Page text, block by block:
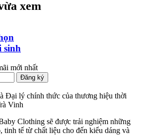
xem
sinh
mới nhất
Đăng ký
Đại lý chính thức của thương hiệu thời
Vinh
Clothing sẽ được trải nghiệm những
tinh tế từ chất liệu cho đến kiểu dáng và